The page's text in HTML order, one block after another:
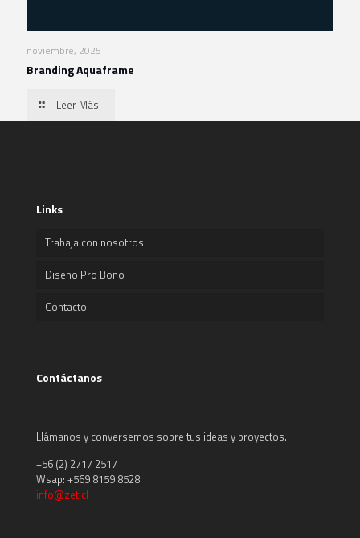
noviembre, 2025
Branding Aquaframe
Leer Más
Links
Trabaja con nosotros
Diseño Pro Bono
Contacto
Contáctanos
Llámanos y conversemos sobre tus ideas y proyectos.
+56 (2) 2717 2517
Wsap: +569 8159 8528
info@zet.cl